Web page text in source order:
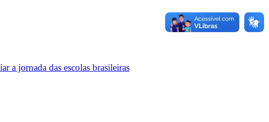
a jornada das escolas brasileiras